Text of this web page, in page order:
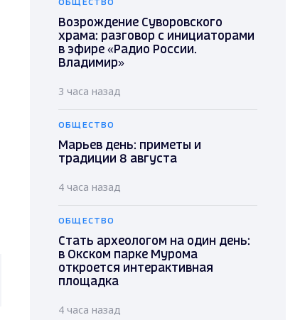
ОБЩЕСТВО
Возрождение Суворовского
храма: разговор с инициаторами
в эфире «Радио России.
Владимир»
3 часа назад
ОБЩЕСТВО
Марьев день: приметы и
традиции 8 августа
4 часа назад
ОБЩЕСТВО
Стать археологом на один день:
в Окском парке Мурома
откроется интерактивная
площадка
4 часа назад